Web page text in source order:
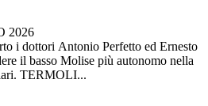
2026
i dottori Antonio Perfetto ed Ernesto
il basso Molise più autonomo nella
TERMOLI...